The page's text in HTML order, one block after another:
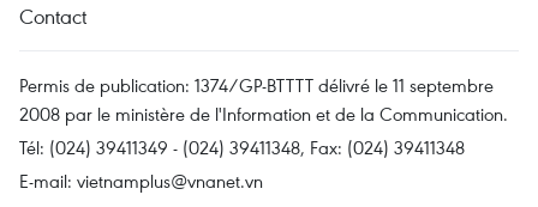
Contact
Permis de publication: 1374/GP-BTTTT délivré le 11 septembre
2008 par le ministère de l'Information et de la Communication.
Tél: (024) 39411349 - (024) 39411348, Fax: (024) 39411348
E-mail: vietnamplus@vnanet.vn